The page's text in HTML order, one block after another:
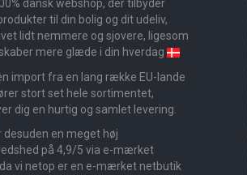
dansk webshop, der tilbyder
til din bolig og dit udeliv,
lidt nemmere og sjovere, ligesom
mere glæde i din hverdag
import fra en lang række EU-lande
stort set hele sortimentet,
dig en hurtig og samlet levering.
desuden en meget høj
på 4,9/5 via e-mærket
vi netop er en e-mærket netbutik